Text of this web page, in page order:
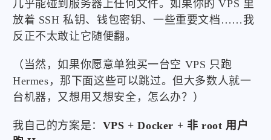
几乎能碰到服务器上任何文件。如果你的 VPS 里
放着 SSH 私钥、钱包密钥、一些重要文档……我
反正不太敢让它随便翻。
（当然，如果你愿意单独买一台空 VPS 只跑
Hermes，那下面这些可以跳过。但大多数人就一
台机器，又想用又想安全，怎么办？）
我自己的方案是： VPS + Docker + 非 root 用户